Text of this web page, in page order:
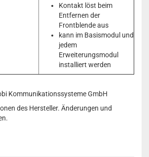
Kontakt löst beim
Entfernen der
Frontblende aus
kann im Basismodul und
jedem
Erweiterungsmodul
installiert werden
Kommunikationssysteme GmbH
des Hersteller. Änderungen und